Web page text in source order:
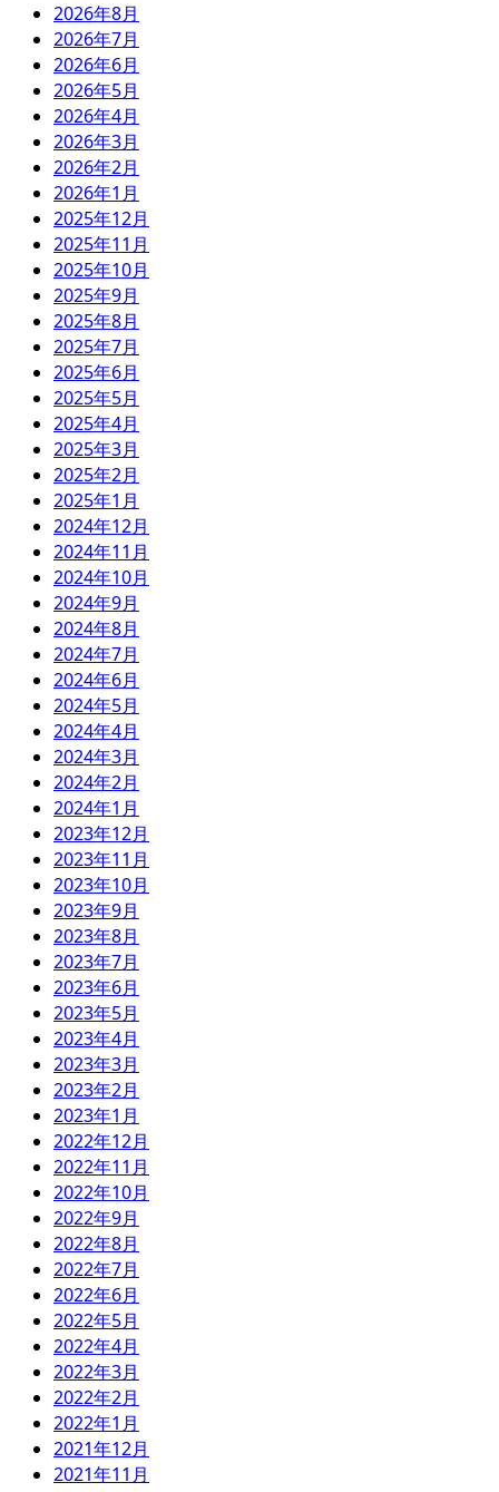
2026年8月
2026年7月
2026年6月
2026年5月
2026年4月
2026年3月
2026年2月
2026年1月
2025年12月
2025年11月
2025年10月
2025年9月
2025年8月
2025年7月
2025年6月
2025年5月
2025年4月
2025年3月
2025年2月
2025年1月
2024年12月
2024年11月
2024年10月
2024年9月
2024年8月
2024年7月
2024年6月
2024年5月
2024年4月
2024年3月
2024年2月
2024年1月
2023年12月
2023年11月
2023年10月
2023年9月
2023年8月
2023年7月
2023年6月
2023年5月
2023年4月
2023年3月
2023年2月
2023年1月
2022年12月
2022年11月
2022年10月
2022年9月
2022年8月
2022年7月
2022年6月
2022年5月
2022年4月
2022年3月
2022年2月
2022年1月
2021年12月
2021年11月